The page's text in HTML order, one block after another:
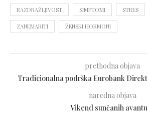
RAZDRAŽLJIVOST SIMPTOMI STRES
ZANEMARITI ŽENSKI HORMONI
prethodna objava
Tradicionalna podrška Eurobank
naredna objava
Vikend sunčanih